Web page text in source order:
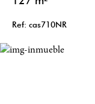
Ref: cas710NR